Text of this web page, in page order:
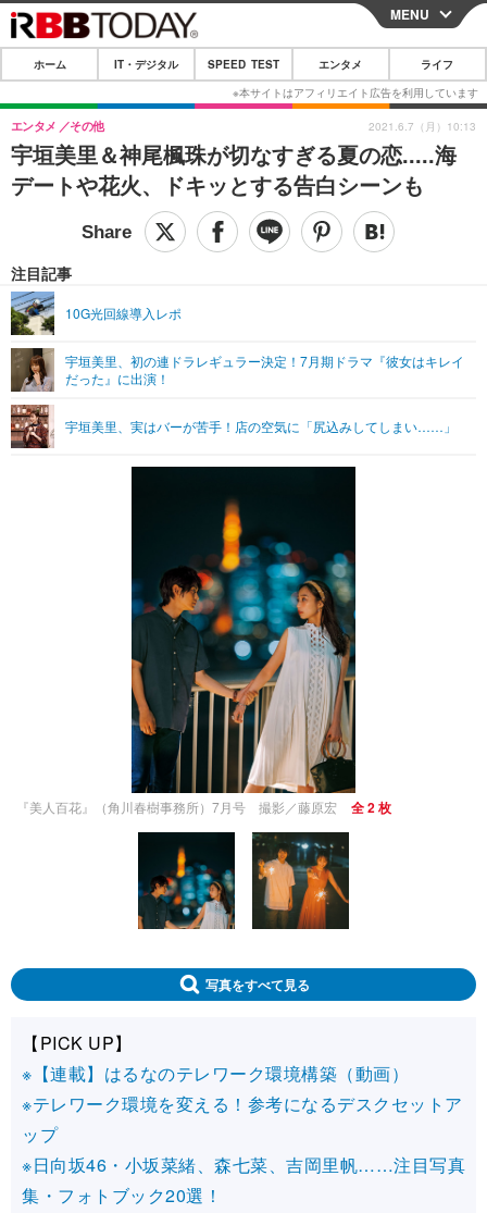
CLOSE
ホーム
IT・デジタル
IT・デジタルTOP スマートフォン
ショッピング その他
SPEED TEST
エンタメTOP 映画・ドラマ
グラビア
ショッピング その他
ライフTOP
その他
リリース一覧
プッシュ通知の停止方法
MENU
ホーム IT・デジタル SPEED TEST エンタメ ライフ
宇垣美里＆神尾楓珠が切なすぎる夏の恋.....海
デートや花⽕、ドキッとする告⽩シーンも
エンタメ その他
注目記事
10G光回線導入レポ
宇垣美里、初の連ドラレギュラー決定！7月期ドラマ『彼女はキレイ
だった』に出演！
宇垣美里、実はバーが苦手！店の空気に「尻込みしてしまい……」
2021.6.7（月）10:13
『美⼈百花』（角川春樹事務所）7⽉号 撮影／藤原宏 全 2 枚
写真をすべて見る
【PICK UP】
※【連載】はるなのテレワーク環境構築（動画）
※テレワーク環境を変える！参考になるデスクセットア
ップ
※日向坂46・小坂菜緒、森七菜、吉岡里帆……注目写真
集・フォトブック20選！